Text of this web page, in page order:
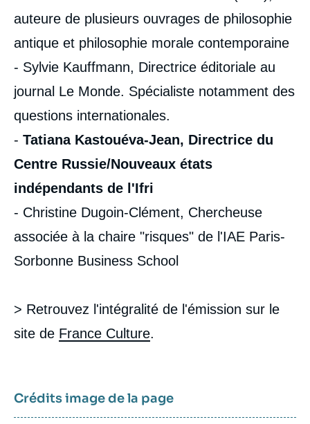
auteure de plusieurs ouvrages de philosophie
antique et philosophie morale contemporaine
- Sylvie Kauffmann, Directrice éditoriale au
journal Le Monde. Spécialiste notamment des
questions internationales.
- Tatiana Kastouéva-Jean, Directrice du
Centre Russie/Nouveaux états
indépendants de l'Ifri
- Christine Dugoin-Clément, Chercheuse
associée à la chaire "risques" de l'IAE Paris-
Sorbonne Business School
> Retrouvez l'intégralité de l'émission sur le
site de France Culture.
Crédits image de la page